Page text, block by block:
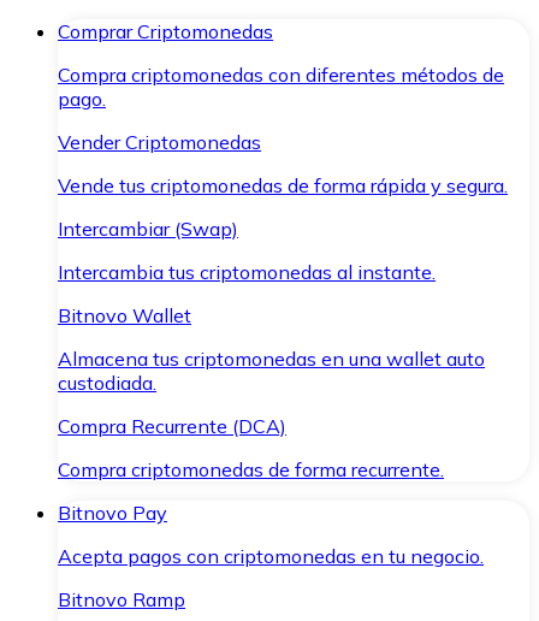
Comprar Criptomonedas
Compra criptomonedas con diferentes métodos de
pago.
Vender Criptomonedas
Vende tus criptomonedas de forma rápida y segura.
Intercambiar (Swap)
Intercambia tus criptomonedas al instante.
Bitnovo Wallet
Almacena tus criptomonedas en una wallet auto
custodiada.
Compra Recurrente (DCA)
Compra criptomonedas de forma recurrente.
Bitnovo Pay
Acepta pagos con criptomonedas en tu negocio.
Bitnovo Ramp